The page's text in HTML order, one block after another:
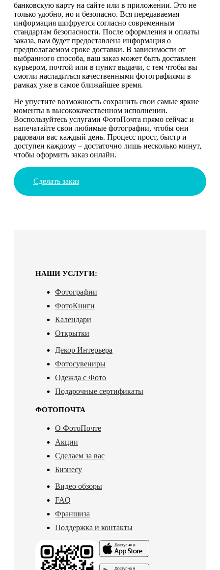
банковскую карту на сайте или в приложении. Это не
только удобно, но и безопасно. Вся передаваемая
информация шифруется согласно современным
стандартам безопасности. После оформления и оплаты
заказа, вам будет предоставлена информация о
предполагаемом сроке доставки. В зависимости от
выбранного способа, ваш заказ может быть доставлен
курьером, почтой или в пункт выдачи, с тем чтобы вы
смогли насладиться качественными фотографиями в
рамках уже в самое ближайшее время.
Не упустите возможность сохранить свои самые яркие
моменты в высококачественном исполнении.
Воспользуйтесь услугами ФотоПочта прямо сейчас и
напечатайте свои любимые фотографии, чтобы они
радовали вас каждый день. Процесс прост, быстр и
доступен каждому – достаточно лишь несколько минут,
чтобы оформить заказ онлайн.
Сделать заказ
НАШИ УСЛУГИ:
Фотографии
ФотоКниги
Календари
Открытки
Декор Интерьера
Фотосувениры
Одежда с Фото
Подарочные сертификаты
ФОТОПОЧТА
О ФотоПочте
Акции
Сделаем за вас
Бизнесу
Видео обзоры
FAQ
Франшиза
Поддержка и контакты